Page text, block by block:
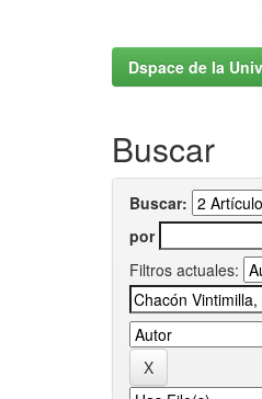
Dspace de la
Buscar
Buscar:
por
Filtros actuales: